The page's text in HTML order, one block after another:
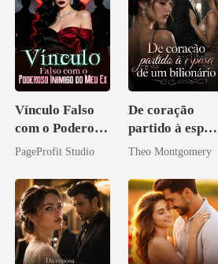
Vínculo Falso
com o Poderoso
Inimigo do Meu
PageProfit Studio
De coração
partido à esposa
de um bilionário
Theo Montgomery